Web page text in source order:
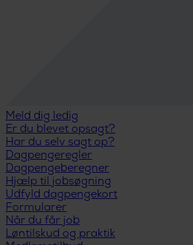
Meld dig ledig
Er du blevet opsagt?
Har du selv sagt op?
Dagpengeregler
Dagpengeberegner
Hjælp til jobsøgning
Udfyld dagpengekort
Formularer
Når du får job
Løntilskud og praktik